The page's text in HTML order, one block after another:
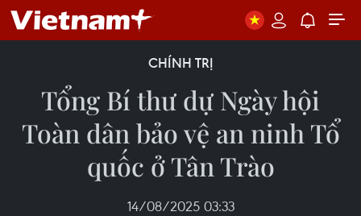
CHÍNH TRỊ
Tổng Bí thư dự Ngày hội
Toàn dân bảo vệ an ninh Tổ
quốc ở Tân Trào
14/08/2025 03:33